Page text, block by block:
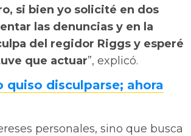
si bien yo solicité en dos
las denuncias y en la
del regidor Riggs y esperé
que actuar”, explicó.
quiso disculparse; ahora
personales, sino que busca